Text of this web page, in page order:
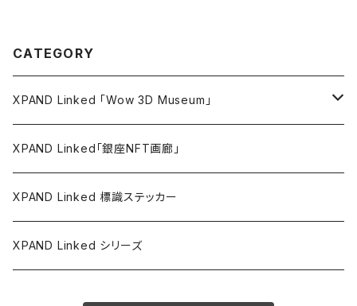
CATEGORY
XPAND Linked 「Wow 3D Museum」
ウォールステッカー
バリューステッカー
マグネットステッカー
XPAND Linked「銀座NFT画廊」
XPAND Linked 標識ステッカー
XPAND Linked シリーズ